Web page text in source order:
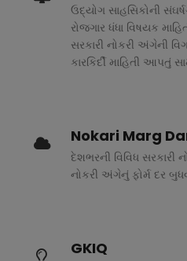
ઉદ્યોગ સાહસિકોની
રોજગાર ધંધા વિષયક
સરકારી નોકરી અંગેની
કારકિર્દી માહિતી આપતું
Nokari Marg
દેશભરની વિવિધ સરકારી
નોકરી અંગેનું ફોર્મ દર
GKIQ